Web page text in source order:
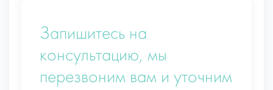
Запишитесь на
консультацию, мы
перезвоним вам и уточним